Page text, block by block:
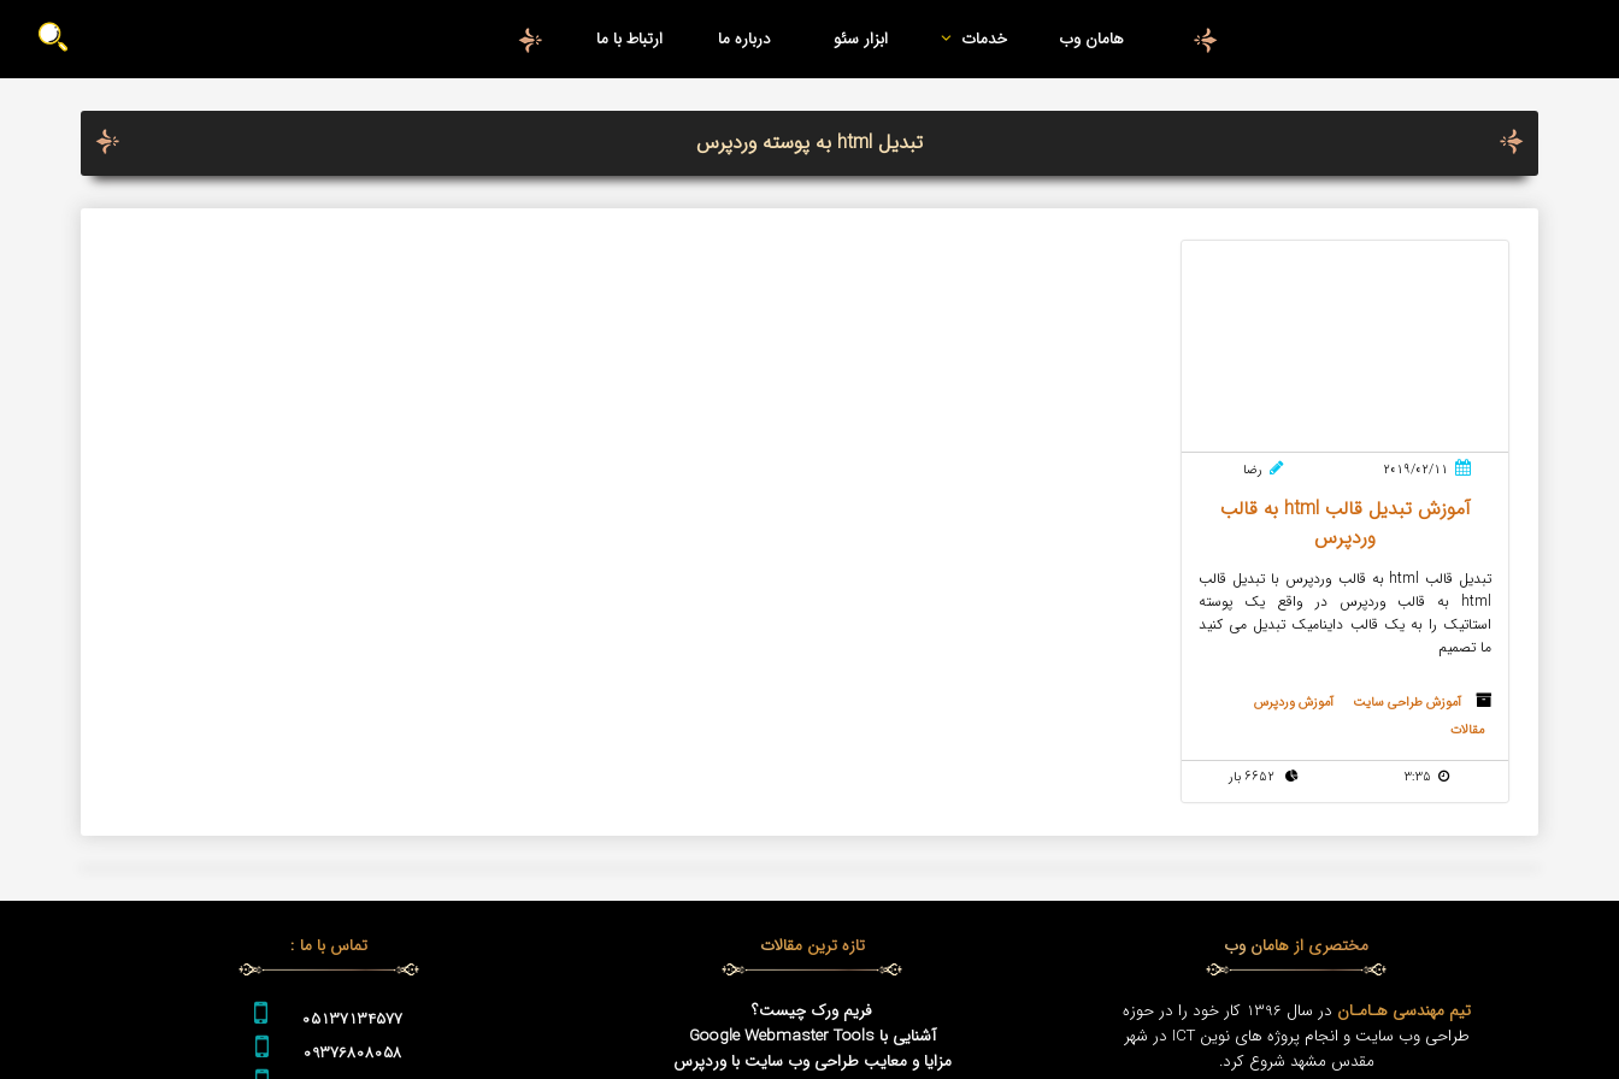
هامان وب خدمات ابزار سئو درباره ما ارتباط با ما
تبدیل html به پوسته وردپرس
2019/02/11 رضا
آموزش تبدیل قالب html به قالب
وردپرس
تبدیل قالب html به قالب وردپرس با تبدیل قالب
html به قالب وردپرس در واقع یک پوسته
استاتیک را به یک قالب داینامیک تبدیل می کنید
ما تصمیم
آموزش طراحی سایت
آموزش وردپرس
مقالات
3:35 6652 بار
مختصری از هامان وب
تیم مهندسی هـامـان
در سال 1396 کار خود را در حوزه
طراحی وب سایت و انجام پروژه های نوین ICT در شهر
مقدس مشهد شروع کرد.
تازه ترین مقالات
فریم ورک چیست؟
آشنایی با Google Webmaster Tools
مزایا و معایب طراحی وب سایت با وردپرس
تماس با ما :
05137134577
09376808058